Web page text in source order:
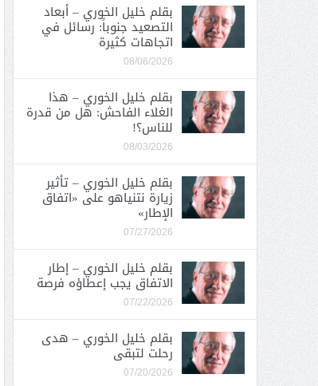
بقلم خليل الخوري – أبعاد
التصعيد جنوباً: رسائل في
اتجاهات كثيرة
08/06/2026
بقلم خليل الخوري – هذا
الغلاء الفاحش: هل من قدرة
للناس؟!
08/03/2026
بقلم خليل الخوري – تأثير
زيارة نتنياهو على «اتفاق
الإطار»
07/27/2026
بقلم خليل الخوري – إطار
الاتفاق يجب إعطاؤه فرصة
07/22/2026
بقلم خليل الخوري – هدى
رحلت لتبقى
07/20/2026